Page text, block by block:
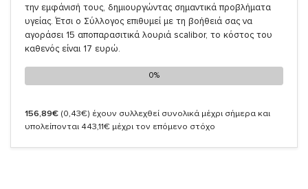
την εμφάνισή τους, δημιουργώντας σημαντικά προβλήματα
υγείας. Έτσι ο Σύλλογος επιθυμεί με τη βοήθειά σας να
αγοράσει 15 αποπαρασιτικά λουριά scalibor, το κόστος του
καθενός είναι 17 ευρώ.
0%
0%
156,89€ (0,43€) έχουν συλλεχθεί συνολικά μέχρι σήμερα και
υπολείπονται 443,11€ μέχρι τον επόμενο στόχο